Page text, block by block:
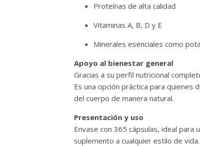
Proteínas de alta calidad
Vitaminas A, B, D y E
Minerales esenciales como
Apoyo al bienestar general
Gracias a su perfil nutricional
Es una opción práctica para
del cuerpo de manera natural.
Presentación y uso
Envase con 365 cápsulas, ideal
suplemento a cualquier estilo de vida.